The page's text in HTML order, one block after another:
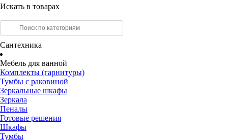
Искать в товарах
Сантехника
Мебель для ванной
Комплекты (гарнитуры)
Тумбы с раковиной
Зеркальные шкафы
Зеркала
Пеналы
Готовые решения
Шкафы
Тумбы